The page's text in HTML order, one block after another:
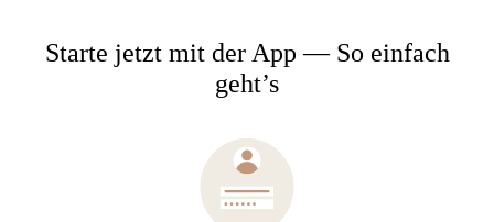
Starte jetzt mit der App — So einfach
geht’s